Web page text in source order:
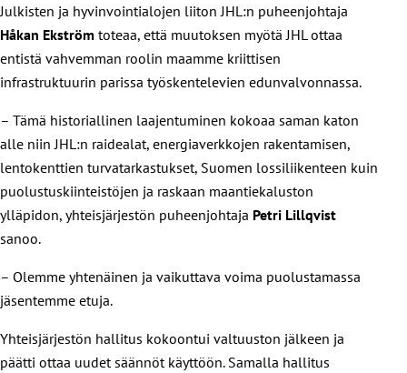
Julkisten ja hyvinvointialojen liiton JHL:n puheenjohtaja
Håkan Ekström toteaa, että muutoksen myötä JHL ottaa
entistä vahvemman roolin maamme kriittisen
infrastruktuurin parissa työskentelevien edunvalvonnassa.
– Tämä historiallinen laajentuminen kokoaa saman katon
alle niin JHL:n raidealat, energiaverkkojen rakentamisen,
lentokenttien turvatarkastukset, Suomen lossiliikenteen kuin
puolustuskiinteistöjen ja raskaan maantiekaluston
ylläpidon, yhteisjärjestön puheenjohtaja Petri Lillqvist
sanoo.
– Olemme yhtenäinen ja vaikuttava voima puolustamassa
jäsentemme etuja.
Yhteisjärjestön hallitus kokoontui valtuuston jälkeen ja
päätti ottaa uudet säännöt käyttöön. Samalla hallitus